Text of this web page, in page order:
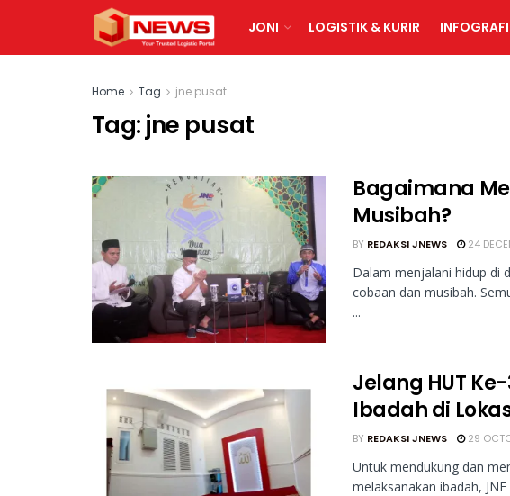
JONI LOGISTIK & KURIR
Home Tag jne pusat
Tag:jne pusat
Bagaimana
Musibah?
BY REDAKSI JNEWS 24
Dalam menjalani hidup di
cobaan dan musibah.
...
Jelang HUT
Ibadah di
BY REDAKSI JNEWS 29
Untuk mendukung dan
melaksanakan ibadah,